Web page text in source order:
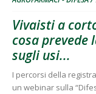
Vivaisti a
cosa prevede
sugli usi...
I percorsi della
un webinar sulla